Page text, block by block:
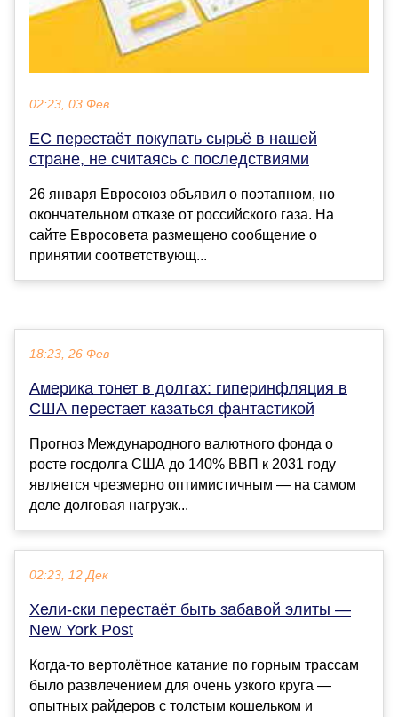
02:23, 03 Фев
ЕС перестаёт покупать сырьё в нашей
стране, не считаясь с последствиями
26 января Евросоюз объявил о поэтапном, но
окончательном отказе от российского газа. На
сайте Евросовета размещено сообщение о
принятии соответствующ...
18:23, 26 Фев
Америка тонет в долгах: гиперинфляция в
США перестает казаться фантастикой
Прогноз Международного валютного фонда о
росте госдолга США до 140% ВВП к 2031 году
является чрезмерно оптимистичным — на самом
деле долговая нагрузк...
02:23, 12 Дек
Хели-ски перестаёт быть забавой элиты —
New York Post
Когда-то вертолётное катание по горным трассам
было развлечением для очень узкого круга —
опытных райдеров с толстым кошельком и